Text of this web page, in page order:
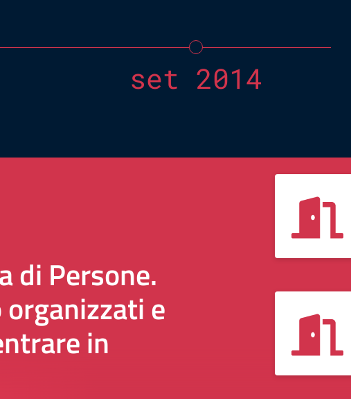
set 2014
di Persone.
organizzati e
in